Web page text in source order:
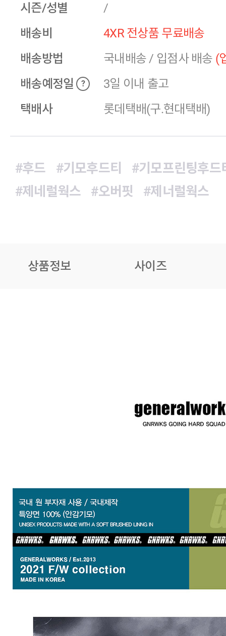
시즌/성별
/
배송비
4XR 전상품 무료배송
배송방법
국내배송 / 입점사 배송 (
배송예정일
?
3일 이내 출고
택배사
롯데택배(구.현대택배)
#후드 #기모후드티
#기모프린팅후드
#제네럴웍스
#오버핏 #제너럴웍스
상품정보 사이즈